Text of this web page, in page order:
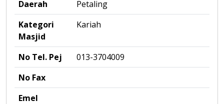
Daerah
Petaling
Kategori
Masjid
Kariah
No Tel. Pej
013-3704009
No Fax
Emel